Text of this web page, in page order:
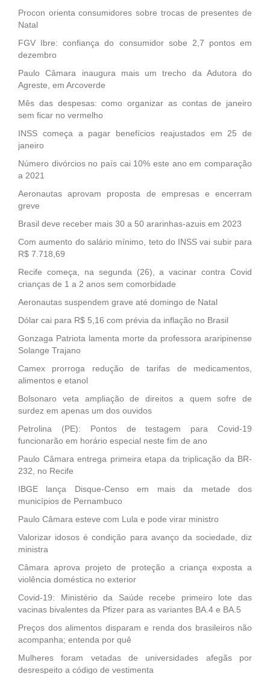
Procon orienta consumidores sobre trocas de presentes de
Natal
FGV Ibre: confiança do consumidor sobe 2,7 pontos em
dezembro
Paulo Câmara inaugura mais um trecho da Adutora do
Agreste, em Arcoverde
Mês das despesas: como organizar as contas de janeiro
sem ficar no vermelho
INSS começa a pagar benefícios reajustados em 25 de
janeiro
Número divórcios no país cai 10% este ano em comparação
a 2021
Aeronautas aprovam proposta de empresas e encerram
greve
Brasil deve receber mais 30 a 50 ararinhas-azuis em 2023
Com aumento do salário mínimo, teto do INSS vai subir para
R$ 7.718,69
Recife começa, na segunda (26), a vacinar contra Covid
crianças de 1 a 2 anos sem comorbidade
Aeronautas suspendem grave até domingo de Natal
Dólar cai para R$ 5,16 com prévia da inflação no Brasil
Gonzaga Patriota lamenta morte da professora araripinense
Solange Trajano
Camex prorroga redução de tarifas de medicamentos,
alimentos e etanol
Bolsonaro veta ampliação de direitos a quem sofre de
surdez em apenas um dos ouvidos
Petrolina (PE): Pontos de testagem para Covid-19
funcionarão em horário especial neste fim de ano
Paulo Câmara entrega primeira etapa da triplicação da BR-
232, no Recife
IBGE lança Disque-Censo em mais da metade dos
municípios de Pernambuco
Paulo Câmara esteve com Lula e pode virar ministro
Valorizar idosos é condição para avanço da sociedade, diz
ministra
Câmara aprova projeto de proteção a criança exposta a
violência doméstica no exterior
Covid-19: Ministério da Saúde recebe primeiro lote das
vacinas bivalentes da Pfizer para as variantes BA.4 e BA.5
Preços dos alimentos disparam e renda dos brasileiros não
acompanha; entenda por quê
Mulheres foram vetadas de universidades afegãs por
desrespeito a código de vestimenta